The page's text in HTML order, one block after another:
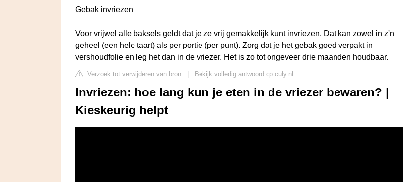
Gebak invriezen
Voor vrijwel alle baksels geldt dat je ze vrij gemakkelijk kunt invriezen. Dat kan zowel in z'n
geheel (een hele taart) als per portie (per punt). Zorg dat je het gebak goed verpakt in
vershoudfolie en leg het dan in de vriezer. Het is zo tot ongeveer drie maanden houdbaar.
Verzoek tot verwijderen van bron Bekijk volledig antwoord op culy.nl
Invriezen: hoe lang kun je eten in de vriezer bewaren? |
Kieskeurig helpt